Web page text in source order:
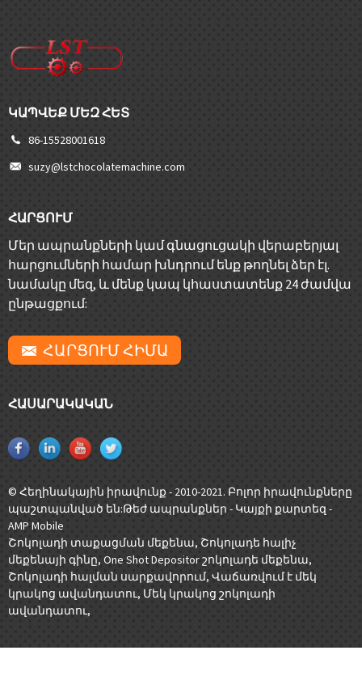
ԿԱՊՎԵՔ ՄԵԶ ՀԵՏ
86-15528001618
suzy@lstchocolatemachine.com
ՀԱՐՑՈՒՄ
Մեր ապրանքների կամ գնացուցակի վերաբերյալ
հարցումների համար խնդրում ենք թողնել ձեր էլ.
նամակը մեզ, և մենք կապ կհաստատենք 24 ժամվա
ընթացքում:
ՀԱՐՑՈՒՄ ՀԻՄԱ
ՀԱՍԱՐԱԿԱԿԱՆ
© Հեղինակային իրավունք - 2010-2021. Բոլոր իրավունքները
պաշտպանված են:Թեժ ապրանքներ - Կայքի քարտեզ -
AMP Mobile
Շոկոլադի տաքացման մեքենա, Շոկոլադե հալիչ
մեքենայի գինը, One Shot Depositor շոկոլադե մեքենա,
Շոկոլադի հալման սարքավորում, Վաճառվում է մեկ
կրակոց ավանդատու, Մեկ կրակոց շոկոլադի
ավանդատու,